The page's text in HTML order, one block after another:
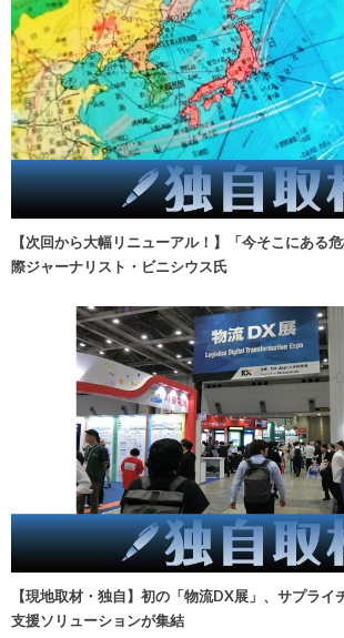
【次回から大幅リニューアル！】「今そこにあ
際ジャーナリスト・ビニシウス氏
【現地取材・独自】初の「物流DX展」、サプライ
支援ソリューションが集結